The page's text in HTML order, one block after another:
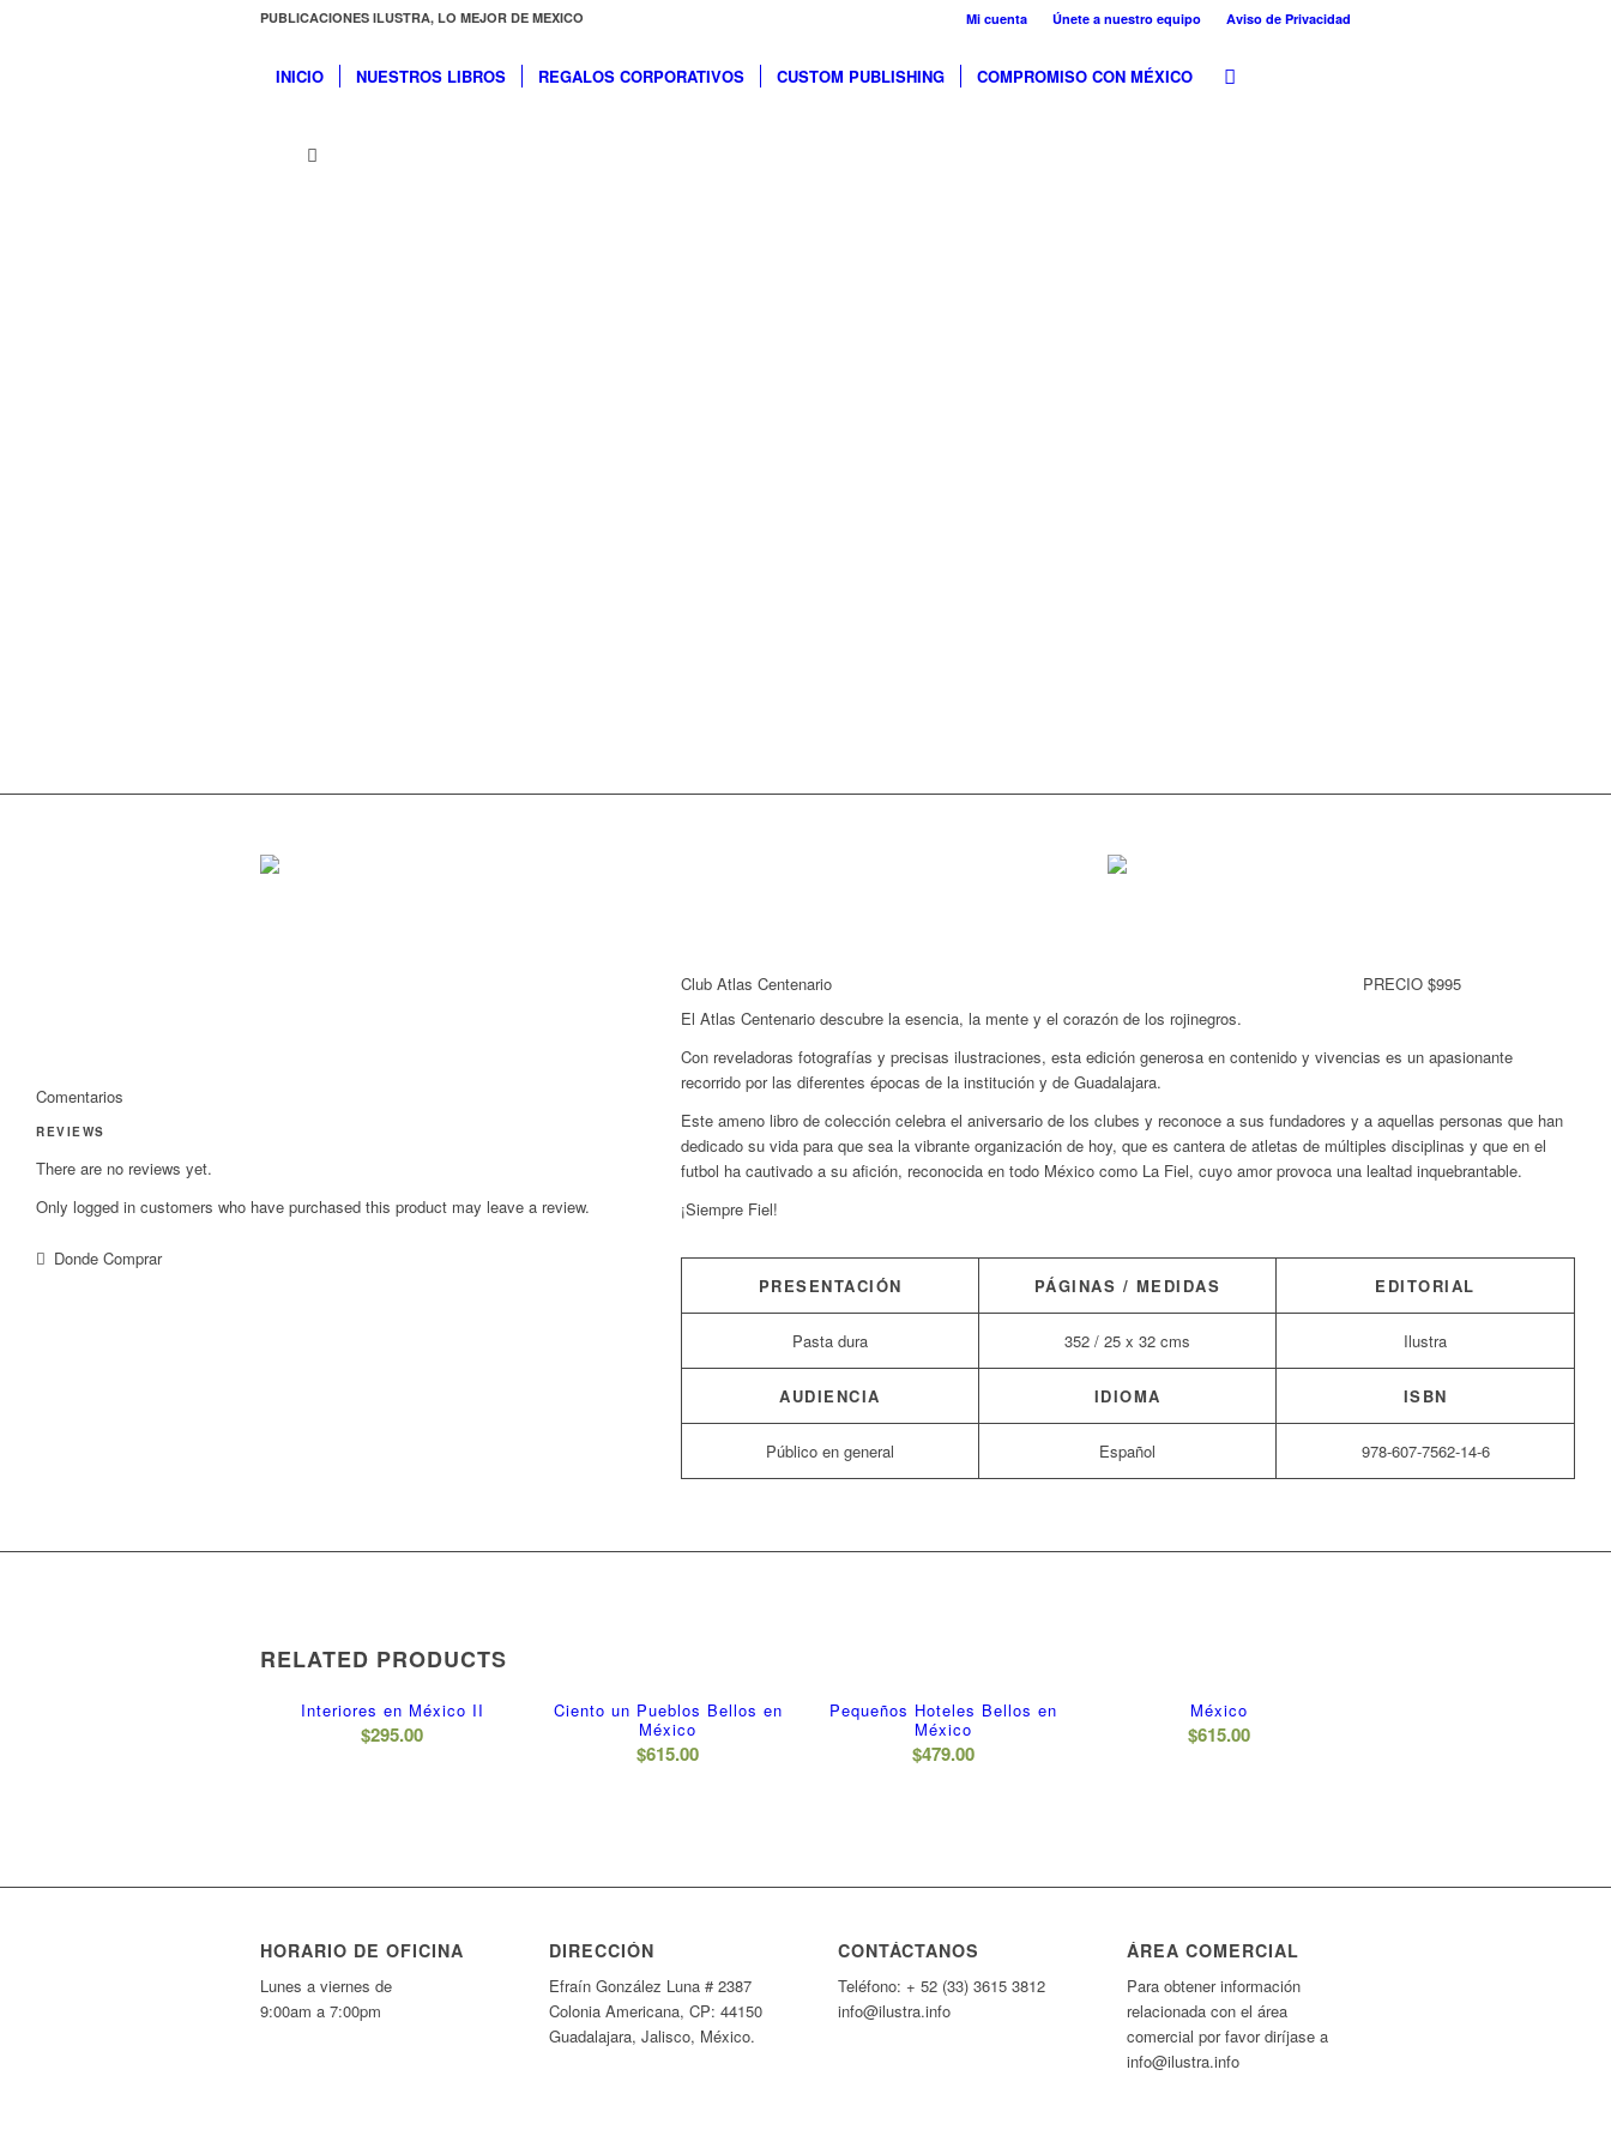
Mi cuenta Únete a nuestro equipo Aviso de Privacidad
PUBLICACIONES ILUSTRA, LO MEJOR DE MEXICO
INICIO NUESTROS LIBROS REGALOS CORPORATIVOS CUSTOM PUBLISHING COMPROMISO CON MÉXICO
Comentarios
REVIEWS
There are no reviews yet.
Only logged in customers who have purchased this product may leave a review.
Donde Comprar
Club Atlas Centenario
PRECIO $995
El Atlas Centenario descubre la esencia, la mente y el corazón de los rojinegros.
Con reveladoras fotografías y precisas ilustraciones, esta edición generosa en contenido y vivencias es un apasionante
recorrido por las diferentes épocas de la institución y de Guadalajara.
Este ameno libro de colección celebra el aniversario de los clubes y reconoce a sus fundadores y a aquellas personas que han
dedicado su vida para que sea la vibrante organización de hoy, que es cantera de atletas de múltiples disciplinas y que en el
futbol ha cautivado a su afición, reconocida en todo México como La Fiel, cuyo amor provoca una lealtad inquebrantable.
¡Siempre Fiel!
PRESENTACIÓN PÁGINAS / MEDIDAS EDITORIAL
Pasta dura 352 / 25 x 32 cms Ilustra
AUDIENCIA IDIOMA ISBN
Público en general Español 978-607-7562-14-6
RELATED PRODUCTS
Interiores en México II
$295.00
Ciento un Pueblos Bellos en
México
$615.00
Pequeños Hoteles Bellos en
México
$479.00
México
$615.00
HORARIO DE OFICINA
Lunes a viernes de
9:00am a 7:00pm
DIRECCIÓN
Efraín González Luna # 2387
Colonia Americana, CP: 44150
Guadalajara, Jalisco, México.
CONTÁCTANOS
Teléfono: + 52 (33) 3615 3812
info@ilustra.info
ÁREA COMERCIAL
Para obtener información
relacionada con el área
comercial por favor diríjase a
info@ilustra.info